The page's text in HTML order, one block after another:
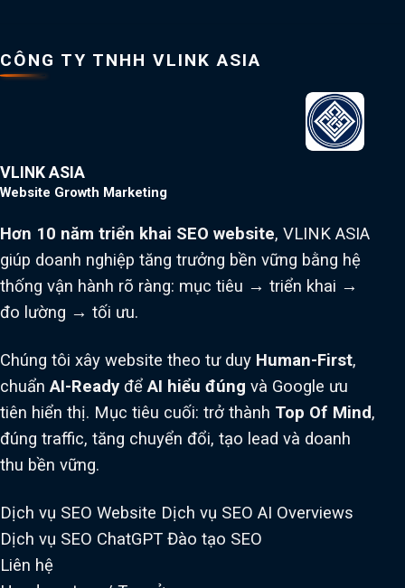
CÔNG TY TNHH VLINK ASIA
VLINK ASIA
Website Growth Marketing
Hơn 10 năm triển khai SEO website, VLINK ASIA
giúp doanh nghiệp tăng trưởng bền vững bằng hệ
thống vận hành rõ ràng: mục tiêu → triển khai →
đo lường → tối ưu.
Chúng tôi xây website theo tư duy Human-First,
chuẩnAI-Ready đểAI hiểu đúng và Google ưu
tiên hiển thị. Mục tiêu cuối: trở thành Top Of Mind,
đúng traffic, tăng chuyển đổi, tạo lead và doanh
thu bền vững.
Dịch vụ SEO Website Dịch vụ SEO AI Overviews
Dịch vụ SEO ChatGPT Đào tạo SEO
Liên hệ